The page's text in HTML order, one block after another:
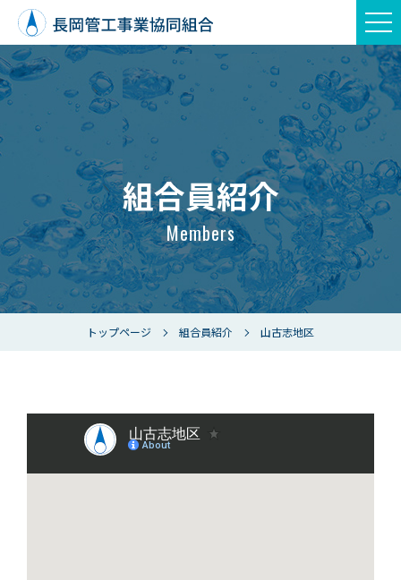
組合員紹介
Members
トップページ 組合員紹介 山古志地区